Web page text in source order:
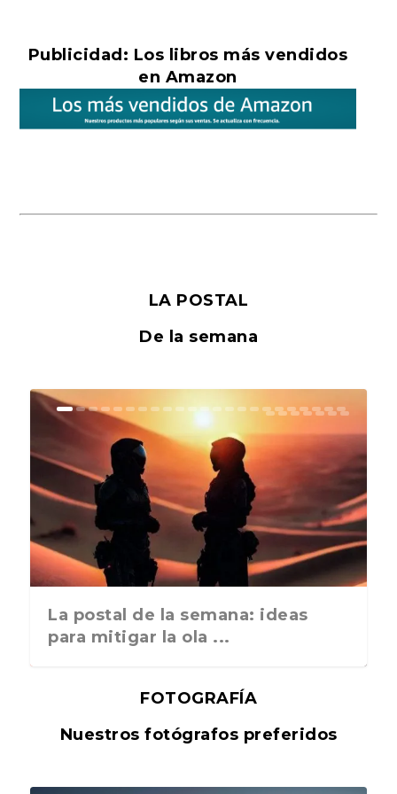
Publicidad: Los libros más vendidos
en Amazon
LA POSTAL
De la semana
La postal de la semana: ideas
para mitigar la ola ...
FOTOGRAFÍA
Nuestros fotógrafos preferidos